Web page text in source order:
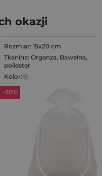
okazji
Rozmiar: 15x20 cm
Tkanina: Organza, Bawełna,
poliester
Kolor:
-30%